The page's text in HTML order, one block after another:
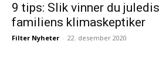
9 tips: Slik vinner du
familiens klimaskeptiker
Filter Nyheter - 22. desember 2020